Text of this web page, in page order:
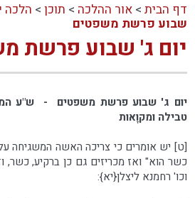
דף הבית >אור ההלכה > תוכן > הלכה
שבוע פרשת משפטים
יום ג' שבוע פרשת
יום ג' שבוע פרשת משפטים - ש"ע
טבילה ומקוָאות
[ט] יש אומרים כי צריכה האשה המשגיחה
כשר הוא" ואז מכריזים גם כן ברקיע, כשר,
וכו' רחמנא ליצלן{יא}: